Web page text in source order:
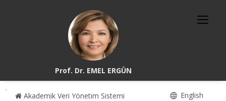
Prof. Dr. EMEL ERGÜN
Akademik Veri Yönetim Sistemi English